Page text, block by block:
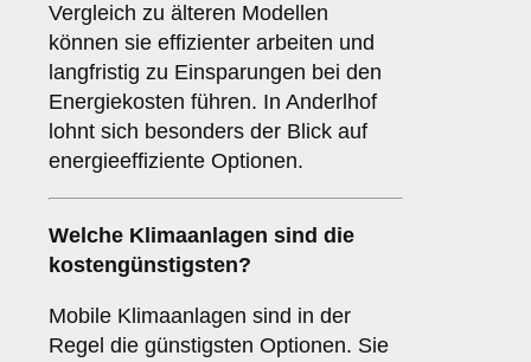
Vergleich zu älteren Modellen
können sie effizienter arbeiten und
langfristig zu Einsparungen bei den
Energiekosten führen. In Anderlhof
lohnt sich besonders der Blick auf
energieeffiziente Optionen.
Welche Klimaanlagen sind die
kostengünstigsten?
Mobile Klimaanlagen sind in der
Regel die günstigsten Optionen. Sie